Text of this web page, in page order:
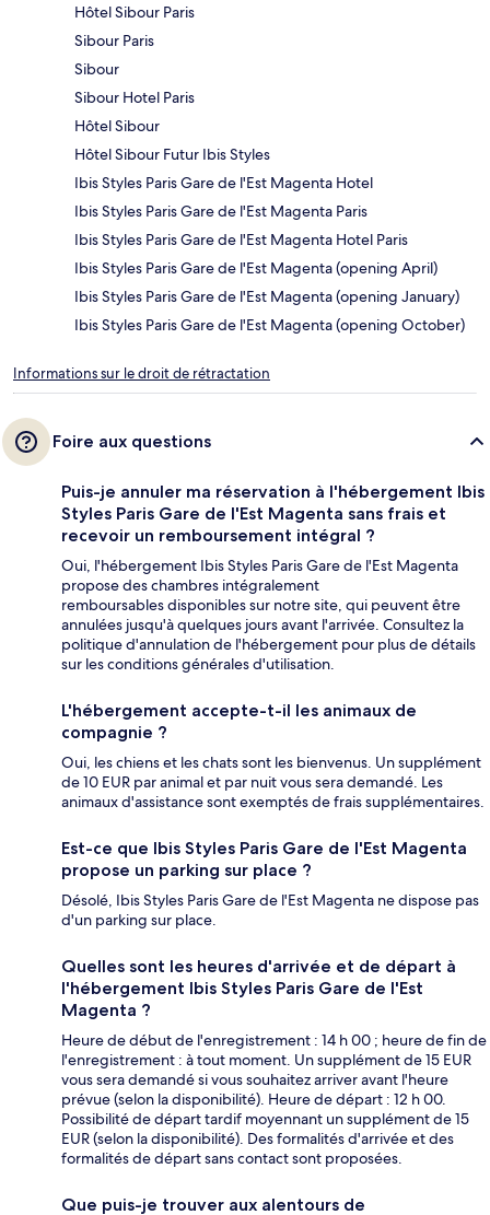
Hôtel Sibour Paris
Sibour Paris
Sibour
Sibour Hotel Paris
Hôtel Sibour
Hôtel Sibour Futur Ibis Styles
Ibis Styles Paris Gare de l'Est Magenta Hotel
Ibis Styles Paris Gare de l'Est Magenta Paris
Ibis Styles Paris Gare de l'Est Magenta Hotel Paris
Ibis Styles Paris Gare de l'Est Magenta (opening April)
Ibis Styles Paris Gare de l'Est Magenta (opening January)
Ibis Styles Paris Gare de l'Est Magenta (opening October)
Informations sur le droit de rétractation
Foire aux questions
Puis-je annuler ma réservation à l'hébergement Ibis
Styles Paris Gare de l'Est Magenta sans frais et
recevoir un remboursement intégral ?
Oui, l'hébergement Ibis Styles Paris Gare de l'Est Magenta
propose des chambres intégralement
remboursables disponibles sur notre site, qui peuvent être
annulées jusqu'à quelques jours avant l'arrivée. Consultez la
politique d'annulation de l'hébergement pour plus de détails
sur les conditions générales d'utilisation.
L'hébergement accepte-t-il les animaux de
compagnie ?
Oui, les chiens et les chats sont les bienvenus. Un supplément
de 10 EUR par animal et par nuit vous sera demandé. Les
animaux d'assistance sont exemptés de frais supplémentaires.
Est-ce que Ibis Styles Paris Gare de l'Est Magenta
propose un parking sur place ?
Désolé, Ibis Styles Paris Gare de l'Est Magenta ne dispose pas
d'un parking sur place.
Quelles sont les heures d'arrivée et de départ à
l'hébergement Ibis Styles Paris Gare de l'Est
Magenta ?
Heure de début de l'enregistrement : 14 h 00 ; heure de fin de
l'enregistrement : à tout moment. Un supplément de 15 EUR
vous sera demandé si vous souhaitez arriver avant l'heure
prévue (selon la disponibilité). Heure de départ : 12 h 00.
Possibilité de départ tardif moyennant un supplément de 15
EUR (selon la disponibilité). Des formalités d'arrivée et des
formalités de départ sans contact sont proposées.
Que puis-je trouver aux alentours de